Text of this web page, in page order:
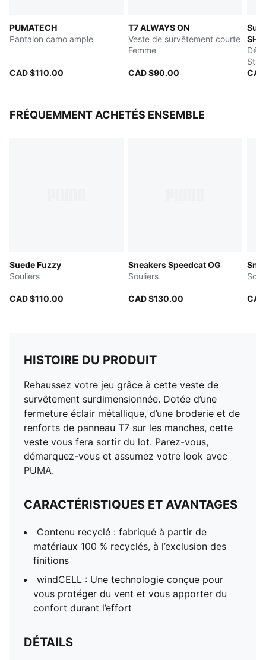
PUMATECH
Pantalon camo ample
CAD $110.00
T7 ALWAYS ON
Veste de survêtement courte
Femme
CAD $90.00
FRÉQUEMMENT ACHETÉS ENSEMBLE
Suede Fuzzy
Souliers
CAD $110.00
Sneakers Speedcat OG
Souliers
CAD $130.00
HISTOIRE DU PRODUIT
Rehaussez votre jeu grâce à cette veste de
survêtement surdimensionnée. Dotée d’une
fermeture éclair métallique, d’une broderie et de
renforts de panneau T7 sur les manches, cette
veste vous fera sortir du lot. Parez-vous,
démarquez-vous et assumez votre look avec
PUMA.
CARACTÉRISTIQUES ET AVANTAGES
Contenu recyclé : fabriqué à partir de
matériaux 100 % recyclés, à l’exclusion des
finitions
windCELL : Une technologie conçue pour
vous protéger du vent et vous apporter du
confort durant l’effort
DÉTAILS